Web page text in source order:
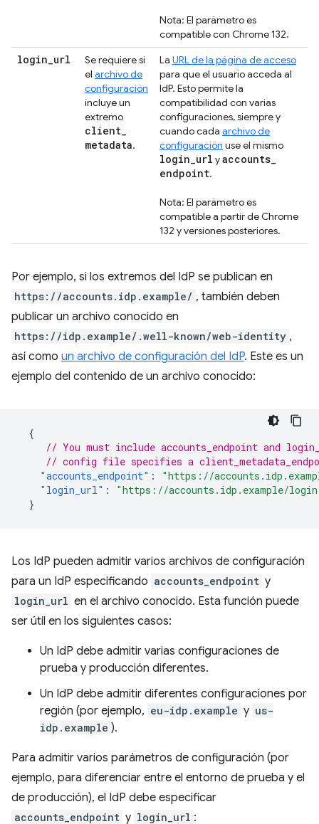
Nota: El parámetro es
compatible con Chrome 132.
login_url
Se requiere si
el archivo de
configuración
incluye un
extremo
client_
metadata.
La URL de la página de acceso
para que el usuario acceda al
IdP. Esto permite la
compatibilidad con varias
configuraciones, siempre y
cuando cada archivo de
configuración use el mismo
login_url yaccounts_
endpoint.
Nota: El parámetro es
compatible a partir de Chrome
132 y versiones posteriores.
Por ejemplo, si los extremos del IdP se publican en
https://accounts.idp.example/ , también deben
publicar un archivo conocido en
https://idp.example/.well-known/web-identity ,
así como un archivo de configuración del IdP. Este es un
ejemplo del contenido de un archivo conocido:
{
// You must include accounts_endpoint and
// config file specifies a
"accounts_endpoint" :
"https://
"login_url" :
"https://accounts.idp.example/
}
Los IdP pueden admitir varios archivos de configuración
para un IdP especificando accounts_endpoint y
login_url en el archivo conocido. Esta función puede
ser útil en los siguientes casos:
Un IdP debe admitir varias configuraciones de
prueba y producción diferentes.
Un IdP debe admitir diferentes configuraciones por
región (por ejemplo, eu-idp.example y us-
idp.example ).
Para admitir varios parámetros de configuración (por
ejemplo, para diferenciar entre el entorno de prueba y el
de producción), el IdP debe especificar
accounts_endpoint y login_url :